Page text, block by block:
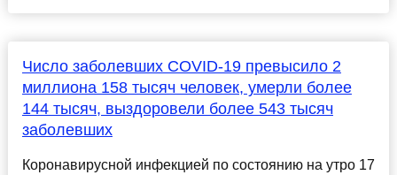
Число заболевших COVID-19 превысило 2
миллиона 158 тысяч человек, умерли более
144 тысяч, выздоровели более 543 тысяч
заболевших
Коронавирусной инфекцией по состоянию на утро 17